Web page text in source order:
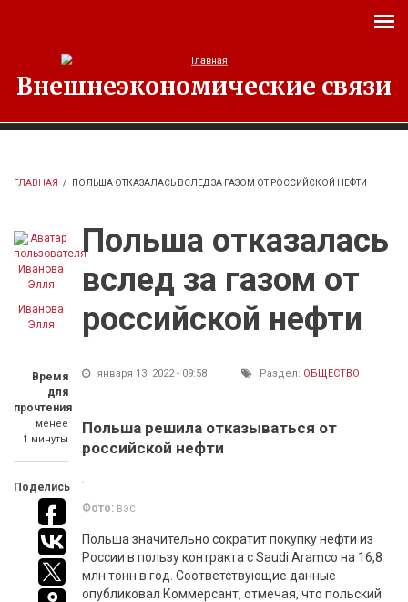
Внешнеэкономические связи
ГЛАВНАЯ / ПОЛЬША ОТКАЗАЛАСЬ ВСЛЕД ЗА ГАЗОМ ОТ РОССИЙСКОЙ НЕФТИ
Иванова
Элля
Время
для
прочтения
менее
1 минуты
Поделись
Польша отказалась
вслед за газом от
российской нефти
января 13, 2022 - 09:58 Раздел: ОБЩЕСТВО
Польша решила отказываться от
российской нефти
Фото: вэс
Польша значительно сократит покупку нефти из
России в пользу контракта с Saudi Aramco на 16,8
млн тонн в год. Соответствующие данные
опубликовал Коммерсант, отмечая, что польский